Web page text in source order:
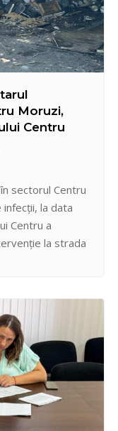
Moruzi,
Centru
sectorul Centru
la data
Centru a
la strada
depozita
(construcție,